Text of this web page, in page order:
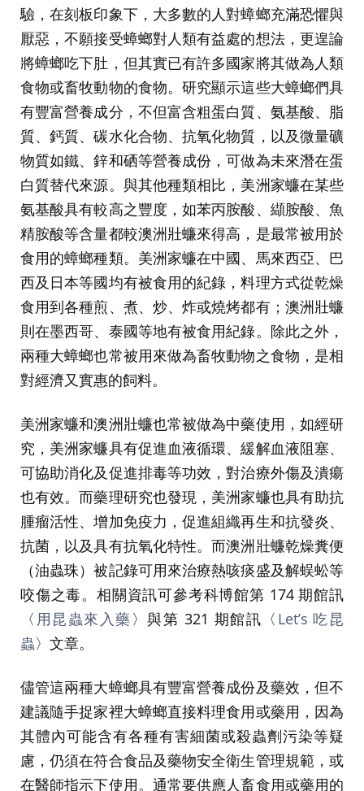
驗，在刻板印象下，大多數的人對蟑螂充滿恐懼與
厭惡，不願接受蟑螂對人類有益處的想法，更遑論
將蟑螂吃下肚，但其實已有許多國家將其做為人類
食物或畜牧動物的食物。研究顯示這些大蟑螂們具
有豐富營養成分，不但富含粗蛋白質、氨基酸、脂
質、鈣質、碳水化合物、抗氧化物質，以及微量礦
物質如鐵、鋅和硒等營養成份，可做為未來潛在蛋
白質替代來源。與其他種類相比，美洲家蠊在某些
氨基酸具有較高之豐度，如苯丙胺酸、纈胺酸、魚
精胺酸等含量都較澳洲壯蠊來得高，是最常被用於
食用的蟑螂種類。美洲家蠊在中國、馬來西亞、巴
西及日本等國均有被食用的紀錄，料理方式從乾燥
食用到各種煎、煮、炒、炸或燒烤都有；澳洲壯蠊
則在墨西哥、泰國等地有被食用紀錄。除此之外，
兩種大蟑螂也常被用來做為畜牧動物之食物，是相
對經濟又實惠的飼料。
美洲家蠊和澳洲壯蠊也常被做為中藥使用，如經研
究，美洲家蠊具有促進血液循環、緩解血液阻塞、
可協助消化及促進排毒等功效，對治療外傷及潰瘍
也有效。而藥理研究也發現，美洲家蠊也具有助抗
腫瘤活性、增加免疫力，促進組織再生和抗發炎、
抗菌，以及具有抗氧化特性。而澳洲壯蠊乾燥糞便
（油蟲珠）被記錄可用來治療熱咳痰盛及解蜈蚣等
咬傷之毒。相關資訊可參考科博館第 174 期館訊
〈 用昆蟲來入藥〉與第 321 期館訊〈 Let’s 吃昆
蟲〉文章。
儘管這兩種大蟑螂具有豐富營養成份及藥效，但不
建議隨手捉家裡大蟑螂直接料理食用或藥用，因為
其體內可能含有各種有害細菌或殺蟲劑污染等疑
慮，仍須在符合食品及藥物安全衛生管理規範，或
在醫師指示下使用。通常要供應人畜食用或藥用的